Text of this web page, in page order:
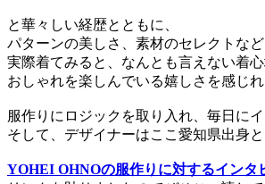
と華々しい経歴とともに、
パターンの美しさ、素材のセレクトな
実際着てみると、なんとも言えない着
おしゃれを楽しんでいる嬉しさを感じ
服作りにロジックを取り入れ、毎日に
そして、デザイナーはここ愛知県出身
YOHEI OHNOの服作りに対するインタ